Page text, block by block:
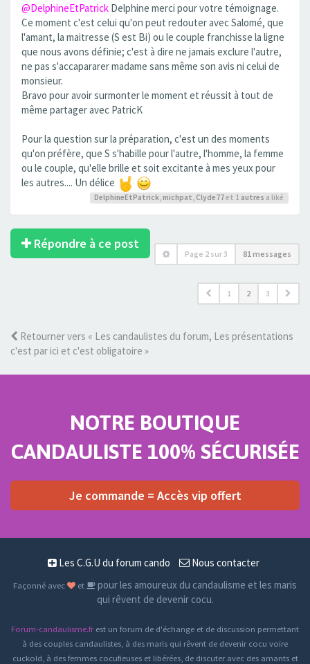
@DelphineEtPatrick Delphine merci pour votre témoignage.
Ce moment c'est celui qu'on peut redouter avec Salomé, que
l'amant, la maitresse (S est Bi) ou le couple franchisse la ligne
que nous avons définie; c'est à dire ne jamais exclure l'autre,
ne pas s'accapararer madame sans même son avis ni celui de
monsieur.
Bravo pour avoir surmonter le moment et réussit à tout de
même partager avec PatricK
Pour la question sur la préparation, c'est un des moments
qu'on préfère, que S s'habille pour l'autre, l'homme, la femme
ou le couple, qu'elle brille et soit excitante à mes yeux pour
les autres.... Un délice
DelphineEtPatrick, michpat, Clyde77et 1 autres a liké
Répondre à ce post
Page 2 sur3 81 messages
1 2 3
Retourner vers « Les candaulistes du forum, Les présentations
c'est par ici et c'est obligatoire »
NOTRE BOUTIQUE
CANDAULISTE 100% SÉCURISÉE
Je commande = Accès vip offert
Les C.G.U du forum cando Nous contacter
Façonné avec et
pour les amoureux du candaulisme et les maris
qui rêvent de devenir cocu.
Forum-candaulisme.frest un forum de d'échange et de discussion permettant
à des couples candaulistes, à des maris qui rêvent de devenir cocu voire
cuckold, à des femmes cocufieuses et libérées, de discuter avec des amants et